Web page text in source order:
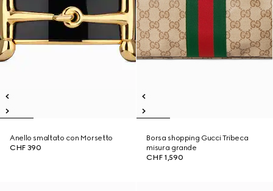
Anello smaltato con Morsetto
CHF 390
Borsa shopping Gucci Tribeca
misura grande
CHF 1,590